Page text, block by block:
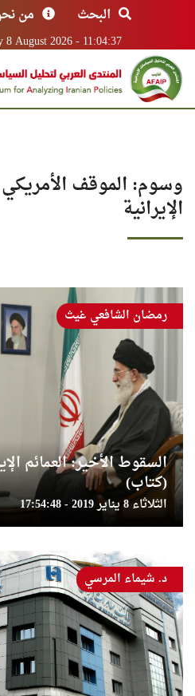
البحث من
8 August 2026 - 11:04:37
وسوم: الموقف
الإيرانية
السقوط الأخير: العمائم
(كتاب)
الثلاثاء 8 يناير 2019 - 17:54:48
رمضان الشافعي غيث
د. شيماء المرسي